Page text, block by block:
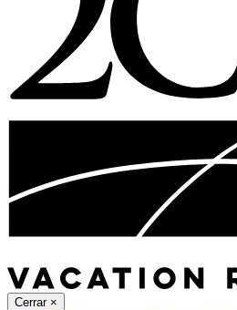
Cerrar ×